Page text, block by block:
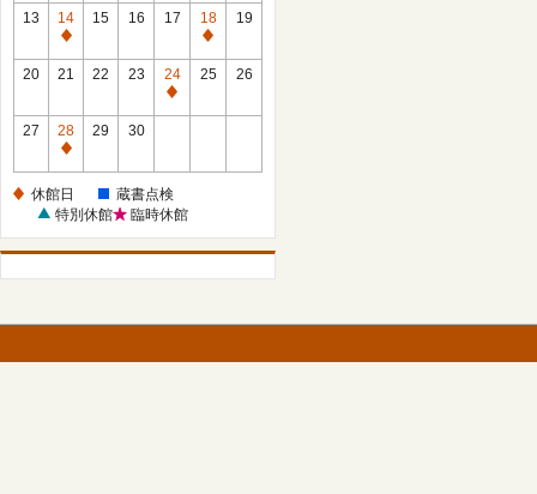
館
日
13
14
休
館
15 16 17
18
休
館
19
20 21 22 23
24
休
25 26
27
28
休
日
29 30
休館日
蔵書点検
特別休館
臨時休館